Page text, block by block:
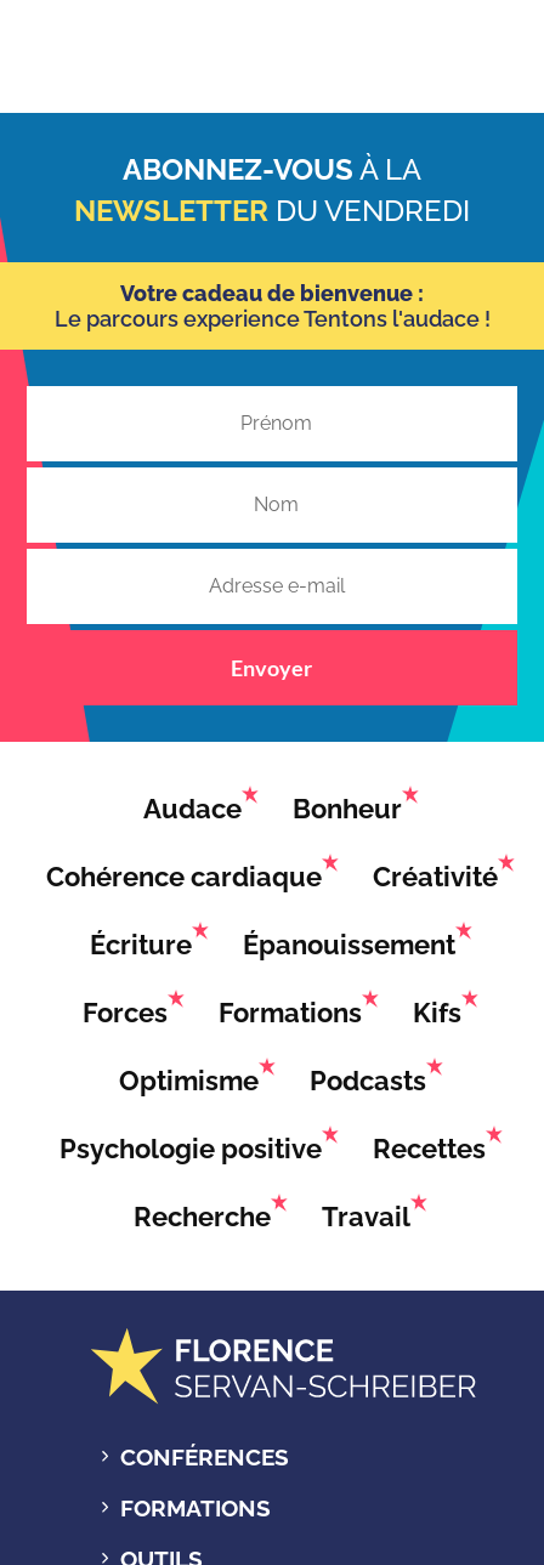
ABONNEZ-VOUS À LA
NEWSLETTER DU VENDREDI
Votre cadeau de bienvenue :
Le parcours experience Tentons l'audace !
Envoyer
Audace Bonheur
Cohérence cardiaque Créativité
Écriture Épanouissement
Forces Formations Kifs
Optimisme Podcasts
Psychologie positive Recettes
Recherche Travail
CONFÉRENCES
FORMATIONS
OUTILS